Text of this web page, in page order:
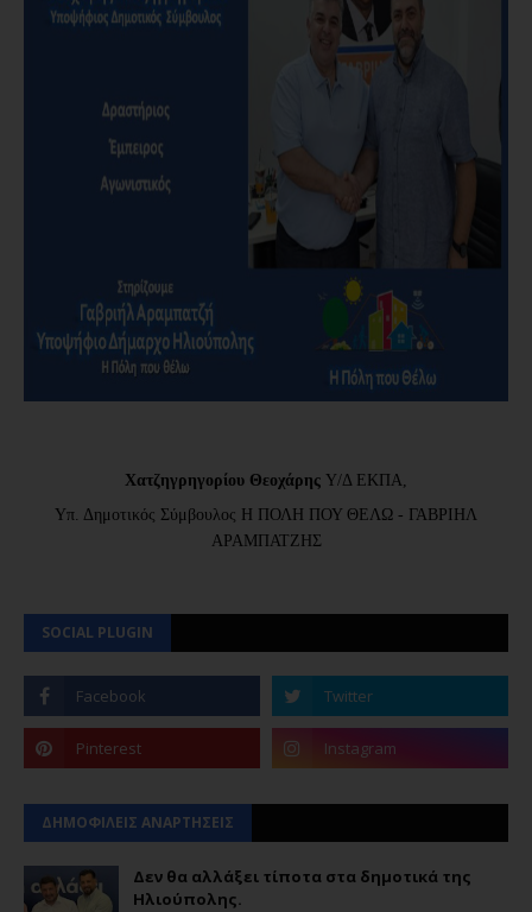
Χατζηγρηγορίου Θεοχάρης Υ/Δ ΕΚΠΑ,
Υπ. Δημοτικός Σύμβουλος Η ΠΟΛΗ ΠΟΥ ΘΕΛΩ - ΓΑΒΡΙΗΛ
ΑΡΑΜΠΑΤΖΗΣ
SOCIAL PLUGIN
ΔΗΜΟΦΙΛΕΙΣ ΑΝΑΡΤΗΣΕΙΣ
Δεν θα αλλάξει τίποτα στα δημοτικά της
Ηλιούπολης.